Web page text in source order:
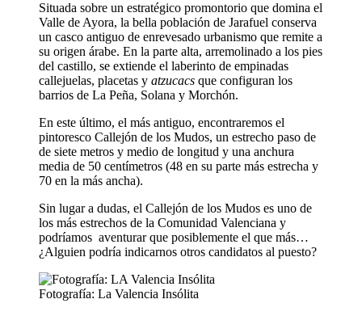
Situada sobre un estratégico promontorio que domina el
Valle de Ayora, la bella población de Jarafuel conserva
un casco antiguo de enrevesado urbanismo que remite a
su origen árabe. En la parte alta, arremolinado a los pies
del castillo, se extiende el laberinto de empinadas
callejuelas, placetas y atzucacs que configuran los
barrios de La Peña, Solana y Morchón.
En este último, el más antiguo, encontraremos el
pintoresco Callejón de los Mudos, un estrecho paso de
de siete metros y medio de longitud y una anchura
media de 50 centímetros (48 en su parte más estrecha y
70 en la más ancha).
Sin lugar a dudas, el Callejón de los Mudos es uno de
los más estrechos de la Comunidad Valenciana y
podríamos aventurar que posiblemente el que más…
¿Alguien podría indicarnos otros candidatos al puesto?
Fotografía: La Valencia Insólita